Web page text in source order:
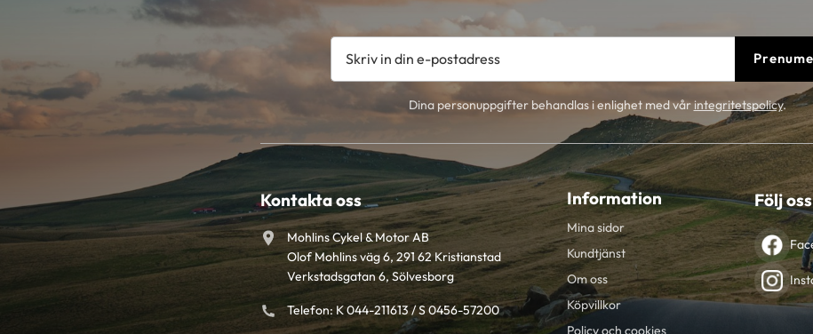
Dina personuppgifter behandlas i enlighet med vårintegritetspolicy.
Kontakta oss
Mohlins Cykel & Motor AB
Olof Mohlins väg 6, 291 62 Kristianstad
Verkstadsgatan 6, Sölvesborg
Telefon: K 044-211613 / S 0456-57200
Information
Mina sidor
Kundtjänst
Om oss
Köpvillkor
Policy och cookies
Följ